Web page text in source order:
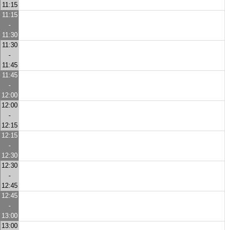
11:15
11:15
-
11:30
11:30
-
11:45
11:45
-
12:00
12:00
-
12:15
12:15
-
12:30
12:30
-
12:45
12:45
-
13:00
13:00